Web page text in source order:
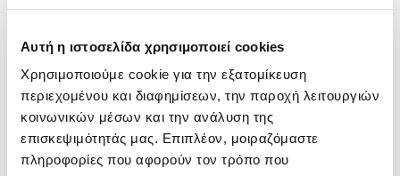
Αυτή η ιστοσελίδα χρησιμοποιεί cookies
Χρησιμοποιούμε cookie για την εξατομίκευση
περιεχομένου και διαφημίσεων, την παροχή λειτουργιών
κοινωνικών μέσων και την ανάλυση της
επισκεψιμότητάς μας. Επιπλέον, μοιραζόμαστε
πληροφορίες που αφορούν τον τρόπο που
Κατηγορίες
AI
DIGITAL TRENDS